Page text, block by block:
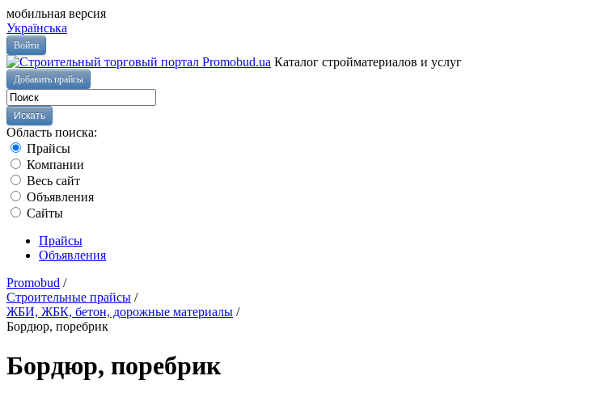
мобильная версия
Українська
Войти
Каталог стройматериалов и услуг
Добавить прайсы
Область поиска:
Прайсы
Компании
Весь сайт
Объявления
Сайты
Прайсы
Объявления
Promobud /
Строительные прайсы /
ЖБИ, ЖБК, бетон, дорожные материалы /
Бордюр, поребрик
Бордюр, поребрик